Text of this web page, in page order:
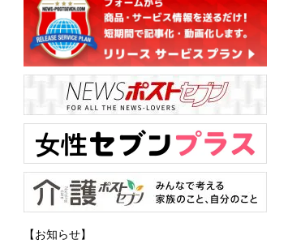
【お知らせ】